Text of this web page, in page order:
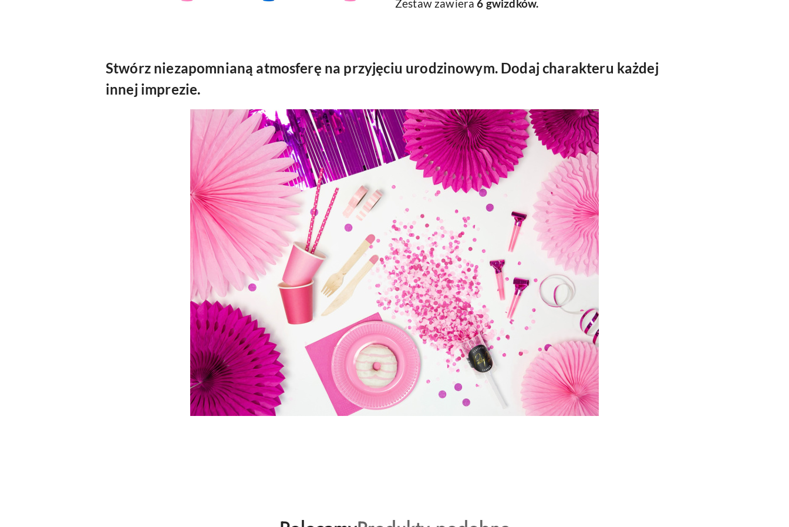
Zestaw zawiera6 gwizdków.
Stwórz niezapomnianą atmosferę na przyjęciu urodzinowym. Dodaj charakteru każdej
innej imprezie.